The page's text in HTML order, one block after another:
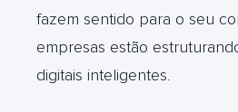
fazem sentido para o seu
empresas estão
digitais inteligentes.